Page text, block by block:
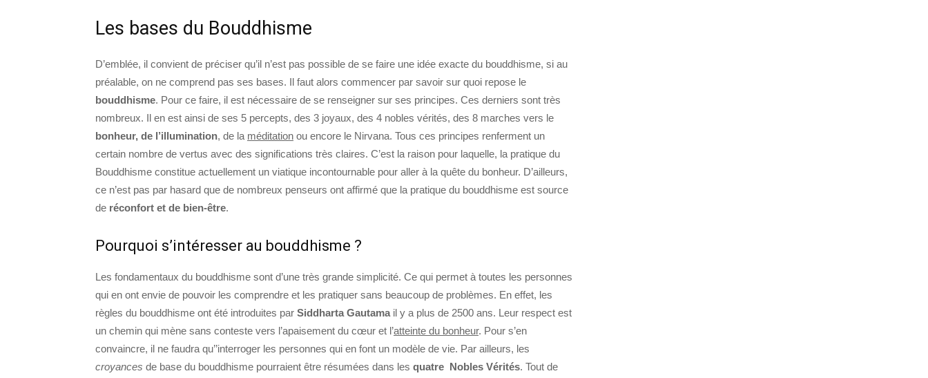
Les bases du Bouddhisme
D’emblée, il convient de préciser qu’il n’est pas possible de se faire une idée exacte du bouddhisme, si au
préalable, on ne comprend pas ses bases. Il faut alors commencer par savoir sur quoi repose le
bouddhisme. Pour ce faire, il est nécessaire de se renseigner sur ses principes. Ces derniers sont très
nombreux. Il en est ainsi de ses 5 percepts, des 3 joyaux, des 4 nobles vérités, des 8 marches vers le
bonheur, de l’illumination, de la méditation ou encore le Nirvana. Tous ces principes renferment un
certain nombre de vertus avec des significations très claires. C’est la raison pour laquelle, la pratique du
Bouddhisme constitue actuellement un viatique incontournable pour aller à la quête du bonheur. D’ailleurs,
ce n’est pas par hasard que de nombreux penseurs ont affirmé que la pratique du bouddhisme est source
de réconfort et de bien-être.
Pourquoi s’intéresser au bouddhisme ?
Les fondamentaux du bouddhisme sont d’une très grande simplicité. Ce qui permet à toutes les personnes
qui en ont envie de pouvoir les comprendre et les pratiquer sans beaucoup de problèmes. En effet, les
règles du bouddhisme ont été introduites par Siddharta Gautama il y a plus de 2500 ans. Leur respect est
un chemin qui mène sans conteste vers l’apaisement du cœur et l’atteinte du bonheur. Pour s’en
convaincre, il ne faudra qu’’interroger les personnes qui en font un modèle de vie. Par ailleurs, les
croyances de base du bouddhisme pourraient être résumées dans les quatre Nobles Vérités. Tout de